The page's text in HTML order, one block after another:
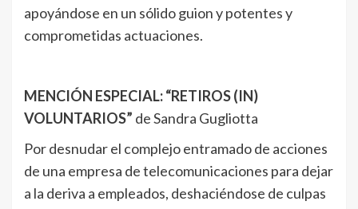
apoyándose en un sólido guion y potentes y
comprometidas actuaciones.
MENCIÓN ESPECIAL: “RETIROS (IN)
VOLUNTARIOS” de Sandra Gugliotta
Por desnudar el complejo entramado de acciones
de una empresa de telecomunicaciones para dejar
a la deriva a empleados, deshaciéndose de culpas